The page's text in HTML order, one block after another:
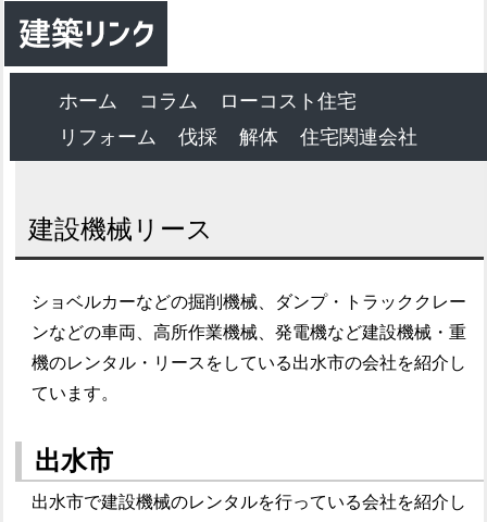
ホーム コラム
ローコスト住宅
リフォーム
伐採 解体 住宅関連会社
建設機械リース
ショベルカーなどの掘削機械、ダンプ・トラッククレー
ンなどの車両、高所作業機械、発電機など建設機械・重
機のレンタル・リースをしている出水市の会社を紹介し
ています。
出水市
出水市で建設機械のレンタルを行っている会社を紹介し